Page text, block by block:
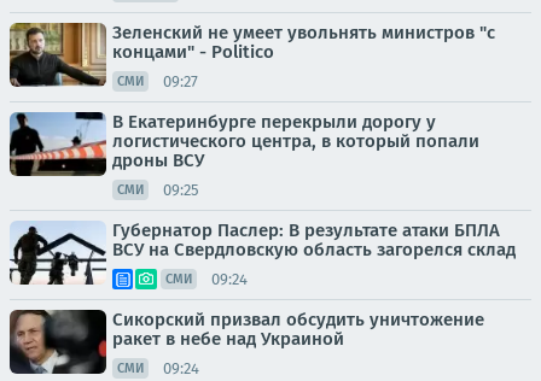
Зеленский не умеет увольнять министров "с
концами" - Politico
СМИ 09:27
В Екатеринбурге перекрыли дорогу у
логистического центра, в который попали
дроны ВСУ
СМИ 09:25
Губернатор Паслер: В результате атаки БПЛА
ВСУ на Свердловскую область загорелся склад
СМИ 09:24
Сикорский призвал обсудить уничтожение
ракет в небе над Украиной
СМИ 09:24